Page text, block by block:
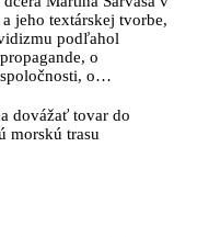
Trumpa alebo Čo sa
je súčasťou
i nepokoje v
ve spojenectví s Deep
a prírodné
galaktického
a geologickej
jeho textárskej tvorbe,
podľahol
o
o
aj o tom, ako Maťo
politické názory
dovážať tovar do
morskú trasu